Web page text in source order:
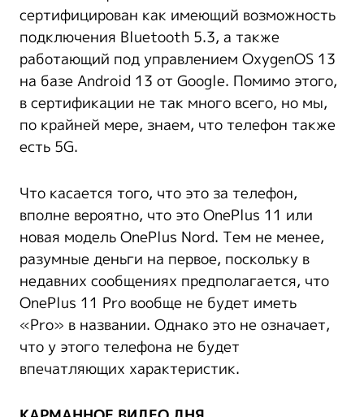
сертифицирован как имеющий возможность
подключения Bluetooth 5.3, а также
работающий под управлением OxygenOS 13
на базе Android 13 от Google. Помимо этого,
в сертификации не так много всего, но мы,
по крайней мере, знаем, что телефон также
есть 5G.
Что касается того, что это за телефон,
вполне вероятно, что это OnePlus 11 или
новая модель OnePlus Nord. Тем не менее,
разумные деньги на первое, поскольку в
недавних сообщениях предполагается, что
OnePlus 11 Pro вообще не будет иметь
«Pro» в названии. Однако это не означает,
что у этого телефона не будет
впечатляющих характеристик.